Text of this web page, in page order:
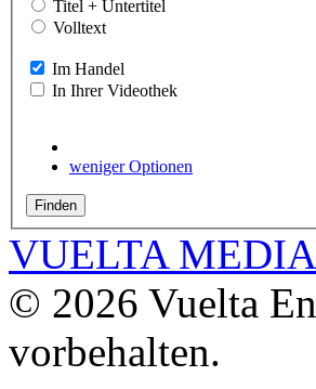
Titel + Untertitel
Volltext
Im Handel
In Ihrer Videothek
weniger Optionen
VUELTA MEDIA
© 2026 Vuelta
vorbehalten.